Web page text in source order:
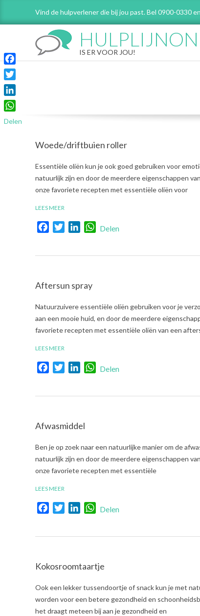
Vind de hulpverlener die bij jou past. Bel 0900-0330
IS ER VOOR JOU!
Woede/driftbuien roller
2022-
06-
Essentiële oliën kun je ook goed gebruiken voor
natuurlijk zijn en door de meerdere eigenschappen
onze favoriete recepten met essentiële oliën voor
LEES MEER
FacebookTwitterLinkedInWhatsApp
Delen
Aftersun spray
2022-
14
Natuurzuivere essentiële oliën gebruiken voor je
aan een mooie huid, en door de meerdere
favoriete recepten met essentiële oliën van een
LEES MEER
FacebookTwitterLinkedInWhatsApp
Delen
Afwasmiddel
2022-
06-
Ben je op zoek naar een natuurlijke manier om de
natuurlijk zijn en door de meerdere eigenschappen
onze favoriete recepten met essentiële
LEES MEER
FacebookTwitterLinkedInWhatsApp
Delen
Kokosroomtaartje
2022-
05-
31
Ook een lekker tussendoortje of snack kun je met
worden voor een betere gezondheid en
het draagt meteen bij aan je gezondheid en
Facebook
Twitter
LinkedIn
WhatsApp
Delen